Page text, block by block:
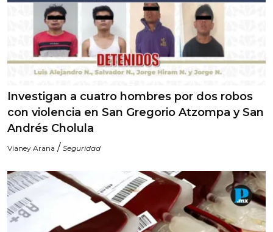
Investigan a cuatro hombres por dos robos
con violencia en San Gregorio Atzompa y San
Andrés Cholula
Vianey Arana / Seguridad